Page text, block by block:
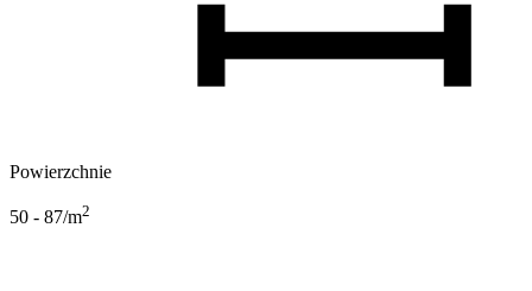
Powierzchnie
50 - 87/m2